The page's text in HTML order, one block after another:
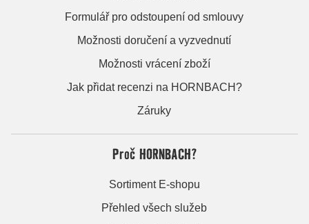
Formulář pro odstoupení od smlouvy
Možnosti doručení a vyzvednutí
Možnosti vrácení zboží
Jak přidat recenzi na HORNBACH?
Záruky
Proč HORNBACH?
Sortiment E-shopu
Přehled všech služeb